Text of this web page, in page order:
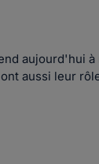
aujourd'hui
aussi leur